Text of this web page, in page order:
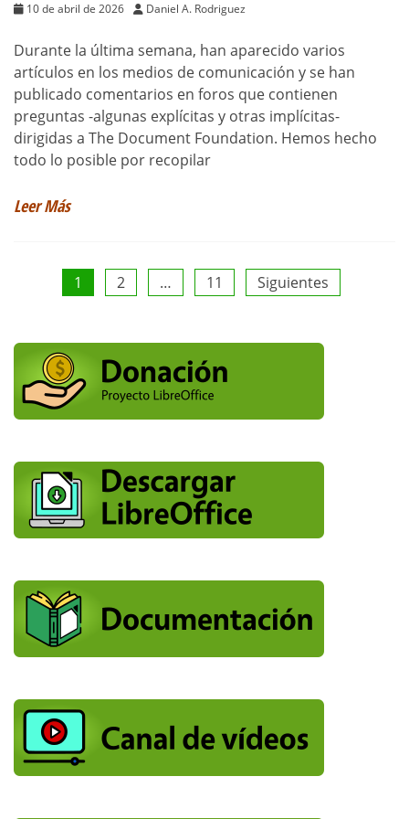
10 de abril de 2026 Daniel A. Rodriguez
Durante la última semana, han aparecido varios
artículos en los medios de comunicación y se han
publicado comentarios en foros que contienen
preguntas -algunas explícitas y otras implícitas-
dirigidas a The Document Foundation. Hemos hecho
todo lo posible por recopilar
Leer Más
Paginación
de
entradas
1 2 … 11 Siguientes